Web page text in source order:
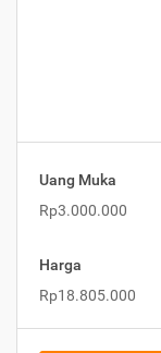
Uang Muka
Rp3.000.000
Harga
Rp18.805.000